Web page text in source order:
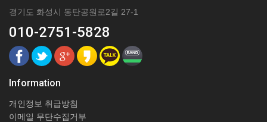
경기도 화성시 동탄공원로2길 27-1
010-2751-5828
Information
개인정보 취급방침
이메일 무단수집거부